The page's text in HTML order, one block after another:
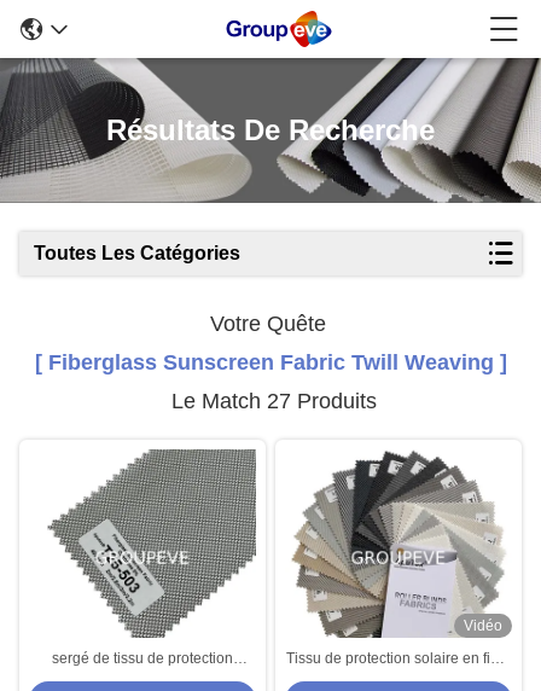
Résultats De Recherche
Toutes Les Catégories
Votre Quête
[ Fiberglass Sunscreen Fabric Twill Weaving ]
Le Match 27 Produits
sergé de tissu de protection
solaire de fibre de verre de
Vidéo
Tissu de protection solaire en fibre
de verre pour stores extérieurs